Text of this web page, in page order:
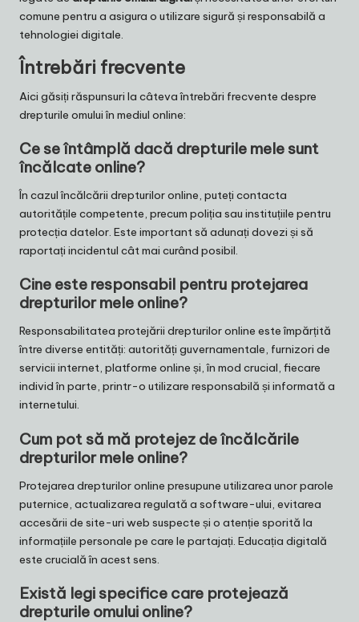
comune pentru a asigura o utilizare sigură și responsabilă a
tehnologiei digitale.
Întrebări frecvente
Aici găsiți răspunsuri la câteva întrebări frecvente despre
drepturile omului în mediul online:
Ce se întâmplă dacă drepturile mele sunt
încălcate online?
În cazul încălcării drepturilor online, puteți contacta
autoritățile competente, precum poliția sau instituțiile pentru
protecția datelor. Este important să adunați dovezi și să
raportați incidentul cât mai curând posibil.
Cine este responsabil pentru protejarea
drepturilor mele online?
Responsabilitatea protejării drepturilor online este împărțită
între diverse entități: autorități guvernamentale, furnizori de
servicii internet, platforme online și, în mod crucial, fiecare
individ în parte, printr-o utilizare responsabilă și informată a
internetului.
Cum pot să mă protejez de încălcările
drepturilor mele online?
Protejarea drepturilor online presupune utilizarea unor parole
puternice, actualizarea regulată a software-ului, evitarea
accesării de site-uri web suspecte și o atenție sporită la
informațiile personale pe care le partajați. Educația digitală
este crucială în acest sens.
Există legi specifice care protejează
drepturile omului online?